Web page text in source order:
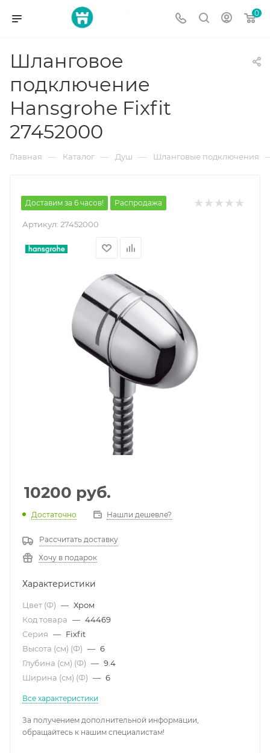
0
Шланговое
подключение
Hansgrohe Fixfit
27452000
Главная — Каталог — Душ — Шланговые подключения
Доставим за 6 часов! Распродажа
Артикул: 27452000
10200 руб.
Достаточно Нашли дешевле?
Рассчитать доставку
Хочу в подарок
Характеристики
Цвет (Ф) — Хром
Код товара — 44469
Серия — Fixfit
Высота (см) (Ф) — 6
Глубина (см) (Ф) — 9.4
Ширина (см) (Ф) — 6
Все характеристики
За получением дополнительной информации,
обращайтесь к нашим специалистам!